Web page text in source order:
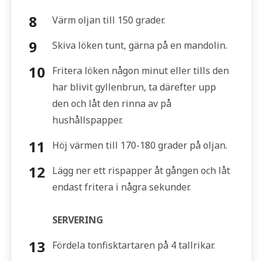
Värm oljan till 150 grader.
Skiva löken tunt, gärna på en mandolin.
Fritera löken någon minut eller tills den
har blivit gyllenbrun, ta därefter upp
den och låt den rinna av på
hushållspapper.
Höj värmen till 170-180 grader på oljan.
Lägg ner ett rispapper åt gången och låt
endast fritera i några sekunder.
SERVERING
Fördela tonfisktartaren på 4 tallrikar.